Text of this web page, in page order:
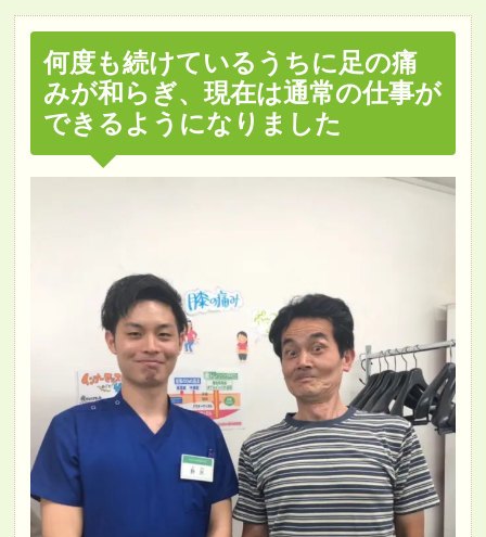
何度も続けているうちに足の痛
みが和らぎ、現在は通常の仕事が
できるようになりました